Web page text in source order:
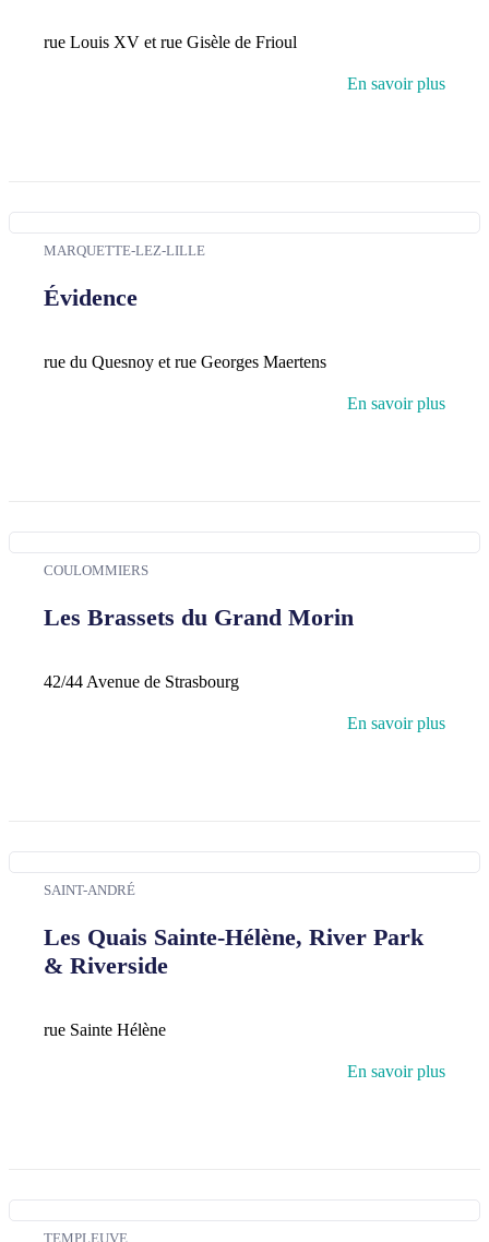
rue Louis XV et rue Gisèle de Frioul
En savoir plus
MARQUETTE-LEZ-LILLE
Évidence
rue du Quesnoy et rue Georges Maertens
En savoir plus
COULOMMIERS
Les Brassets du Grand Morin
42/44 Avenue de Strasbourg
En savoir plus
SAINT-ANDRÉ
Les Quais Sainte-Hélène, River Park
& Riverside
rue Sainte Hélène
En savoir plus
TEMPLEUVE